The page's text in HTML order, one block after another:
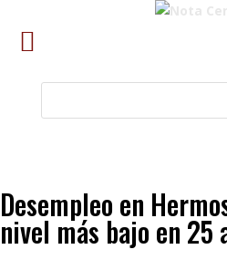
Desempleo en
nivel más bajo en 25